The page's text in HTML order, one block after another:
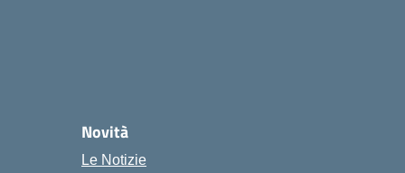
Novità
Le Notizie